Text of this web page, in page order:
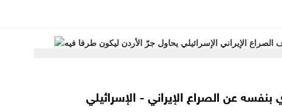
بنفسه عن الصراع الإيراني - الإسرائيلي